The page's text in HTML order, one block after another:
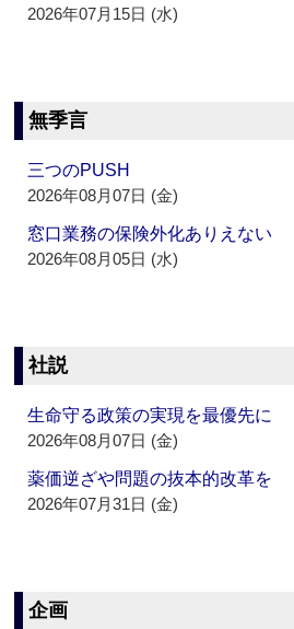
2026年07月15日 (水)
無季言
三つのPUSH
2026年08月07日 (金)
窓口業務の保険外化ありえない
2026年08月05日 (水)
社説
生命守る政策の実現を最優先に
2026年08月07日 (金)
薬価逆ざや問題の抜本的改革を
2026年07月31日 (金)
企画